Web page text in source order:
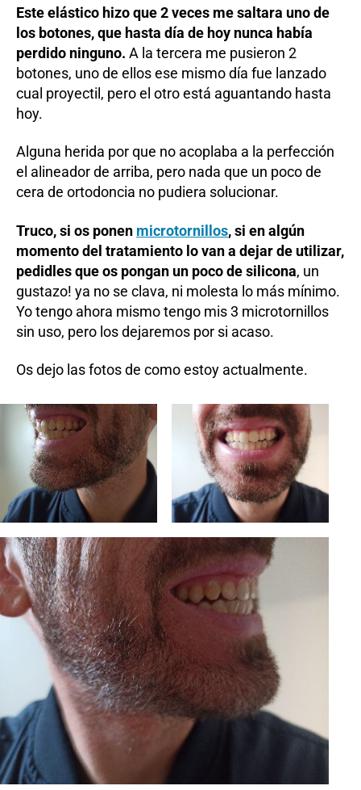
Este elástico hizo que 2 veces me saltara uno de
los botones, que hasta día de hoy nunca había
perdido ninguno. A la tercera me pusieron 2
botones, uno de ellos ese mismo día fue lanzado
cual proyectil, pero el otro está aguantando hasta
hoy.
Alguna herida por que no acoplaba a la perfección
el alineador de arriba, pero nada que un poco de
cera de ortodoncia no pudiera solucionar.
Truco, si os ponen microtornillos, si en algún
momento del tratamiento lo van a dejar de utilizar,
pedidles que os pongan un poco de silicona, un
gustazo! ya no se clava, ni molesta lo más mínimo.
Yo tengo ahora mismo tengo mis 3 microtornillos
sin uso, pero los dejaremos por si acaso.
Os dejo las fotos de como estoy actualmente.